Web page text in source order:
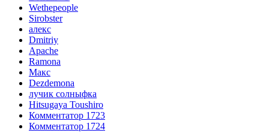
Wethepeople
Sirobster
алекс
Dmitriy
Apache
Ramona
Макс
Dezdemona
лучик солныфка
Hitsugaya Toushiro
Комментатор 1723
Комментатор 1724